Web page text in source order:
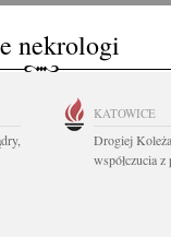
nekrologi
KATOWICE
Drogiej
współczucia